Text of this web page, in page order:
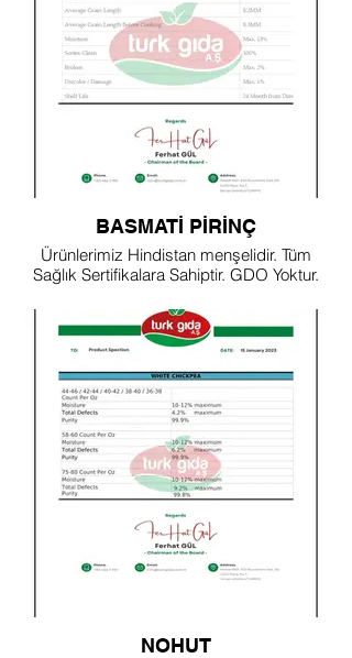
BASMATİ PİRİNÇ
Ürünlerimiz Hindistan menşelidir. Tüm
Sağlık Sertifikalara Sahiptir. GDO Yoktur.
NOHUT